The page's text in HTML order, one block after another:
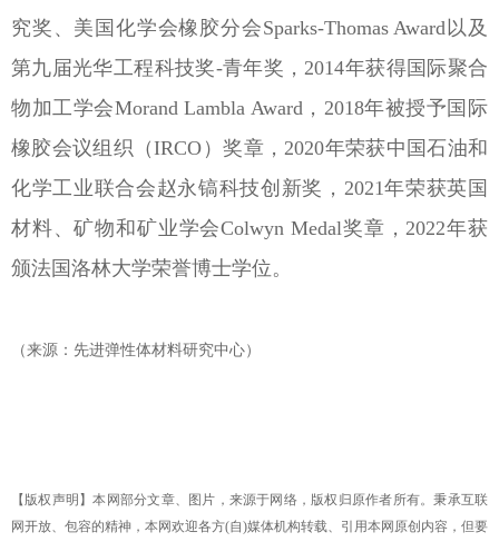
究奖、美国化学会橡胶分会Sparks-Thomas Award以及
第九届光华工程科技奖-青年奖，2014年获得国际聚合
物加工学会Morand Lambla Award，2018年被授予国际
橡胶会议组织（IRCO）奖章，2020年荣获中国石油和
化学工业联合会赵永镐科技创新奖，2021年荣获英国
材料、矿物和矿业学会Colwyn Medal奖章，2022年获
颁法国洛林大学荣誉博士学位。
（来源：先进弹性体材料研究中心）
【版权声明】本网部分文章、图片，来源于网络，版权归原作者所有。秉承互联
网开放、包容的精神，本网欢迎各方(自)媒体机构转载、引用本网原创内容，但要